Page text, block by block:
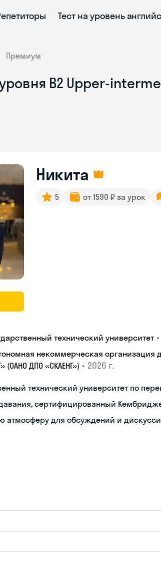
Тест на уровень
Премиум
B2 Upper-
Никита
5 от 1590 ₽ за урок
технический университет •
некоммерческая организация
(ОАНО ДПО «СКАЕНГ») • 2026 г.
технический университет по
сертифицированный
атмосферу для обсуждений и